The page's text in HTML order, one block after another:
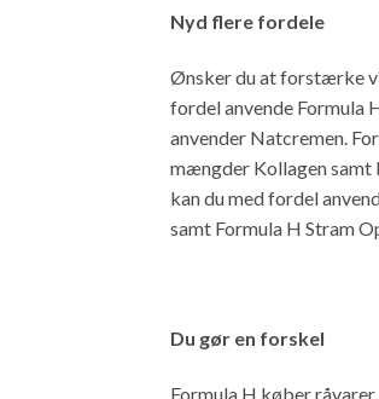
Nyd flere fordele
Ønsker du at forstærke
fordel anvende Formula
anvender Natcremen.
mængder Kollagen samt
kan du med fordel
samt Formula H Stram
Du gør en forskel
Formula H køber